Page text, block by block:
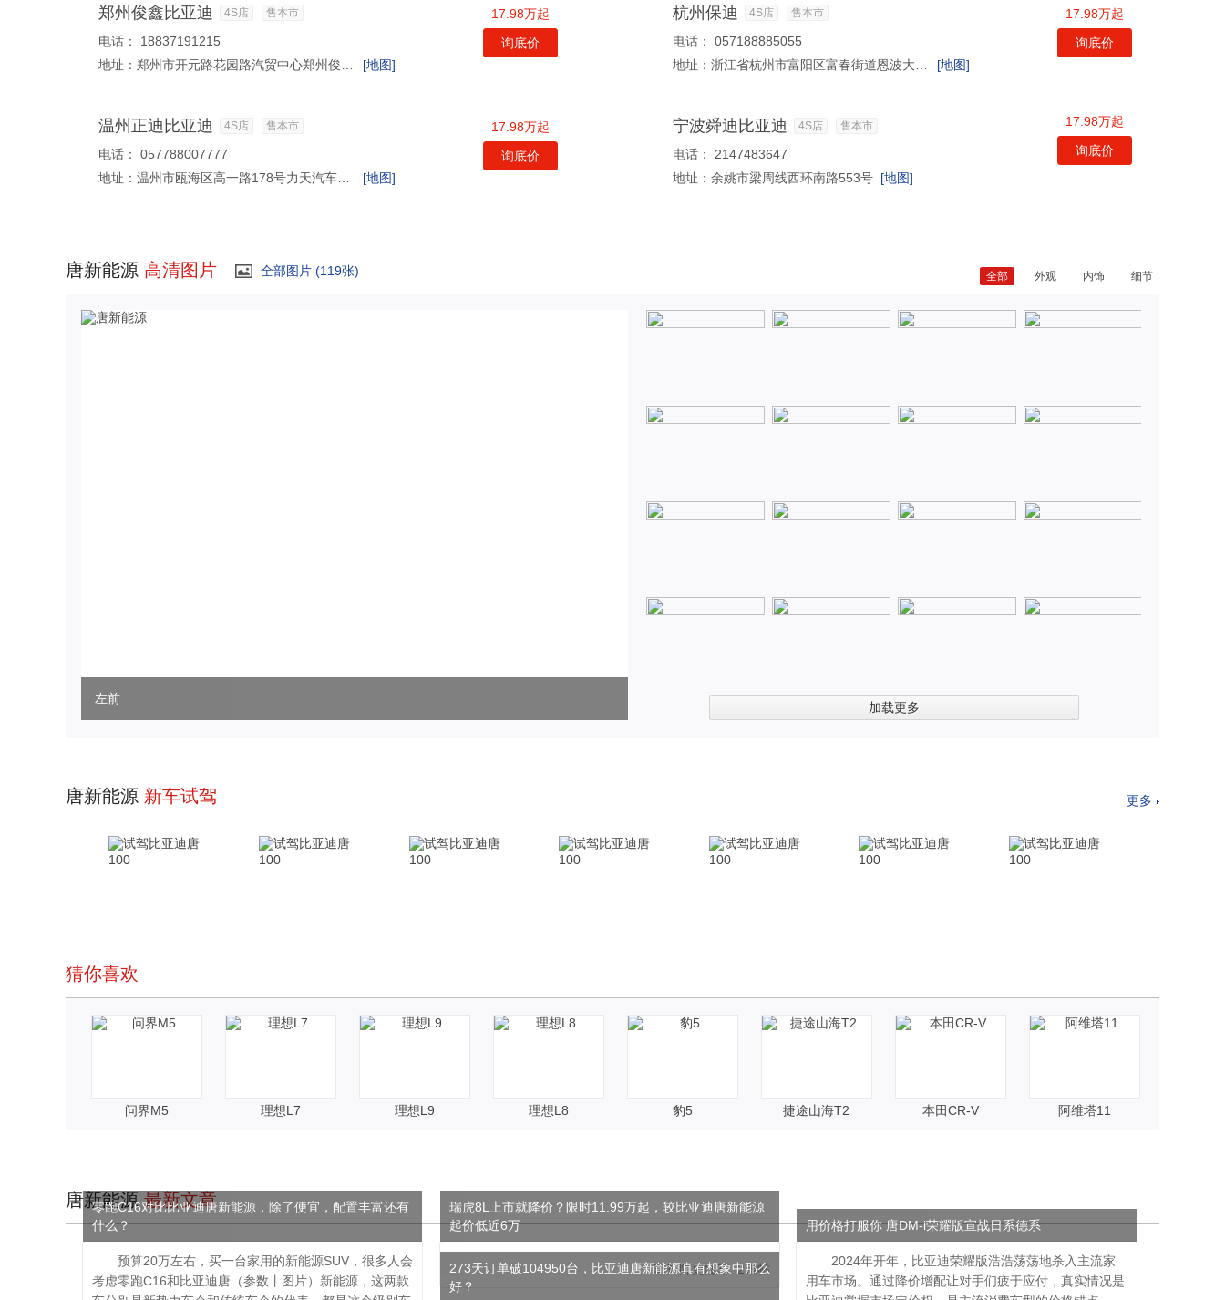
郑州俊鑫比亚迪 4S店 售本市
电话：
18837191215
地址：
[地图]
17.98万起
询底价
杭州保迪 4S店 售本市
电话：
057188885055
地址：
[地图]
17.98万起
询底价
温州正迪比亚迪 4S店 售本市
电话：
057788007777
地址：
[地图]
17.98万起
询底价
宁波舜迪比亚迪 4S店 售本市
电话：
2147483647
地址： 余姚市梁周线西环南路553号 [地图]
17.98万起
询底价
唐新能源 高清图片 全部图片 (119张) 全部 外观 内饰 细节
左前
加载更多
唐新能源 新车试驾 更多
猜你喜欢
问界M5 理想L7 理想L9 理想L8 豹5 捷途山海T2 本田CR-V 阿维塔11
唐新能源最新文章
零跑C16对比比亚迪唐新能源，除了便宜，配置丰富还有
什么？
预算20万左右，买一台家用的新能源SUV，很多人会
考虑零跑C16和比亚迪唐（参数丨图片）新能源，这两款
瑞虎8L上市就降价？限时11.99万起，较比亚迪唐新能源
起价低近6万
车矩阵更懂车 2跟帖
273天订单破104950台，比亚迪唐新能源真有想象中那么
好？
用价格打服你 唐DM-i荣耀版宣战日系德系
2024年开年，比亚迪荣耀版浩浩荡荡地杀入主流家
用车市场。通过降价增配让对手们疲于应付，真实情况是